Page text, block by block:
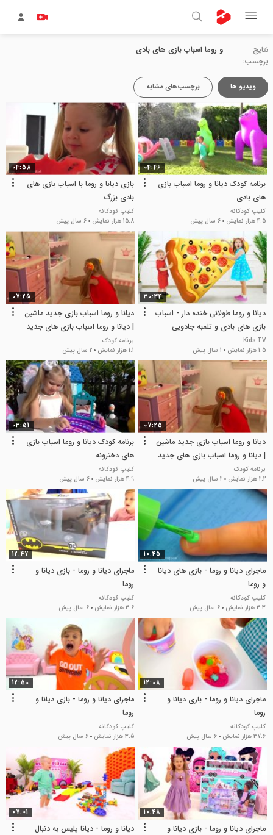
نتایج
برچسب:
و روما اسباب بازی های بادی
ویدیو ها برچسب‌های مشابه
04:46
برنامه کودک دیانا و روما اسباب بازی
های بادی
کلیپ کودکانه
4.5 هزار نمایش
6 سال پیش
04:58
بازی دیانا و روما با اسباب بازی های
بادی بزرگ
کلیپ کودکانه
15.8 هزار نمایش
6 سال پیش
30:34
دیانا و روما طولانی خنده دار - اسباب
بازی های بادی و تلمبه جادویی
Kids TV
1.5 هزار نمایش
1 سال پیش
07:25
دیانا و روما اسباب بازی جدید ماشین
| دیانا و روما اسباب بازی های جدید
برنامه کودک
1.1 هزار نمایش
2 سال پیش
07:25
دیانا و روما اسباب بازی جدید ماشین
| دیانا و روما اسباب بازی های جدید
برنامه کودک
2.2 هزار نمایش
2 سال پیش
03:51
برنامه کودک دیانا و روما اسباب بازی
های دخترونه
کلیپ کودکانه
4.9 هزار نمایش
6 سال پیش
10:45
ماجرای دیانا و روما - بازی های دیانا
و روما
کلیپ کودکانه
3.3 هزار نمایش
6 سال پیش
12:47
ماجرای دیانا و روما - بازی دیانا و
روما
کلیپ کودکانه
3.6 هزار نمایش
6 سال پیش
12:08
ماجرای دیانا و روما - بازی دیانا و
روما
کلیپ کودکانه
37.6 هزار نمایش
6 سال پیش
12:50
ماجرای دیانا و روما - بازی دیانا و
روما
کلیپ کودکانه
3.5 هزار نمایش
6 سال پیش
10:48
ماجرای دیانا و روما - بازی دیانا و
07:01
دیانا و روما - دیانا پلیس به دنبال